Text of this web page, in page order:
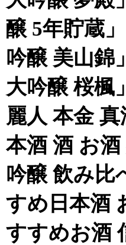
醸 5年貯蔵
吟醸 美山錦
大吟醸 桜楓
麗人 本金 真
本酒 酒 お
吟醸 飲み比
すめ日本酒
すすめお酒